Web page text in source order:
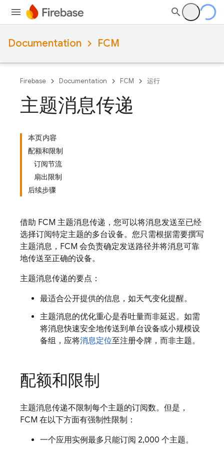
Documentation FCM
Firebase Documentation FCM 运行
主题消息传递
本页内容
配额和限制
订阅节流
扇出限制
后续步骤
借助 FCM 主题消息传递，您可以将消息发送至已经
选择订阅特定主题的多台设备。您只需根据需要撰写
主题消息， FCM 会负责确定发送路径并将消息可靠
地传送至正确的设备。
主题消息传递的要点：
最适合公开提供的信息，如天气变化提醒。
主题消息的优化重心是吞吐量而非延迟。如需
将消息快速安全地传送到单台设备或小规模设
备组，应将消息定位至注册令牌，而非主题。
配额和限制
主题消息传递不限制每个主题的订阅数。但是，
FCM 在以下方面有强制性限制：
一个应用实例最多只能订阅 2,000 个主题。